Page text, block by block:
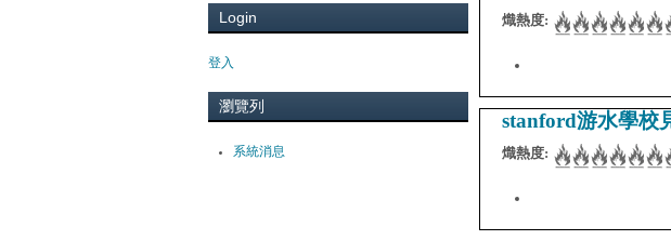
熾熱度:
stanford游水學校
熾熱度:
Login
登入
瀏覽列
系統消息